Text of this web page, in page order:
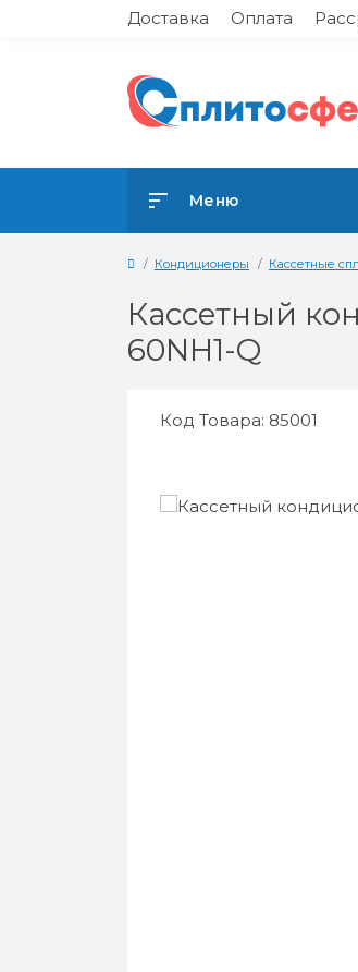
Доставка Оплата
Меню
Кондиционеры Кассетные
Кассетный
60NH1-Q
Код Товара: 85001